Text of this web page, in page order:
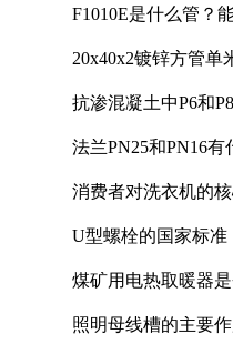
F1010E是什么管？
20x40x2镀锌方管单
抗渗混凝土中P6和
法兰PN25和PN16有
消费者对洗衣机的
U型螺栓的国家标准
煤矿用电热取暖器
照明母线槽的主要